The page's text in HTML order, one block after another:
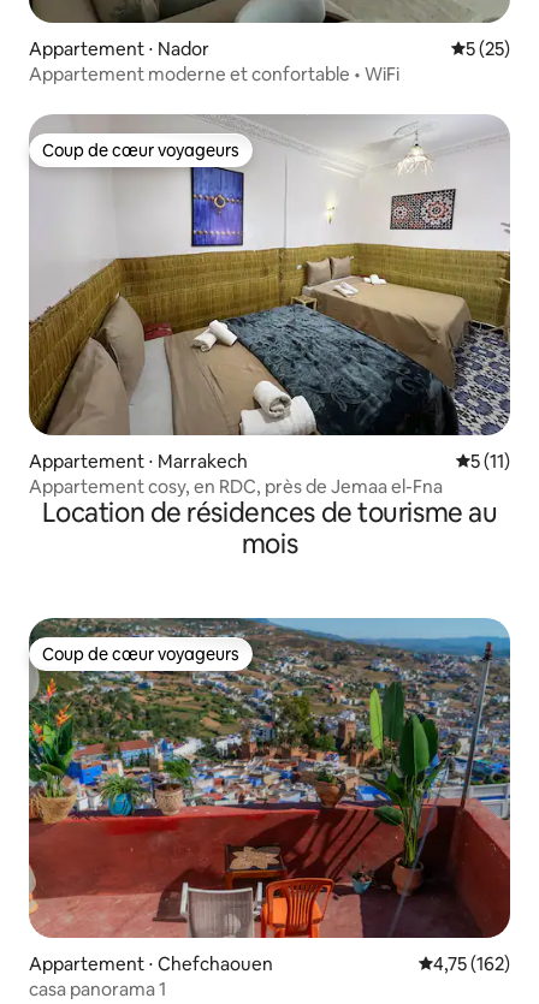
Appartement ⋅ Nador
5 (25)
Appartement moderne et confortable • WiFi
Coup de cœur voyageurs
Coup de cœur voyageurs
Appartement ⋅ Marrakech
5 (11)
Appartement cosy, en RDC, près de Jemaa el-Fna
Location de résidences de tourisme au
mois
Coup de cœur voyageurs
Coup de cœur voyageurs
Appartement ⋅ Chefchaouen Évaluation
4,75 (162)
casa panorama 1